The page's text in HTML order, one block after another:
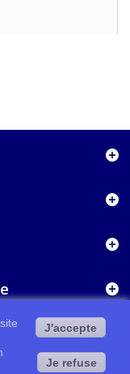
J'accepte
Je refuse